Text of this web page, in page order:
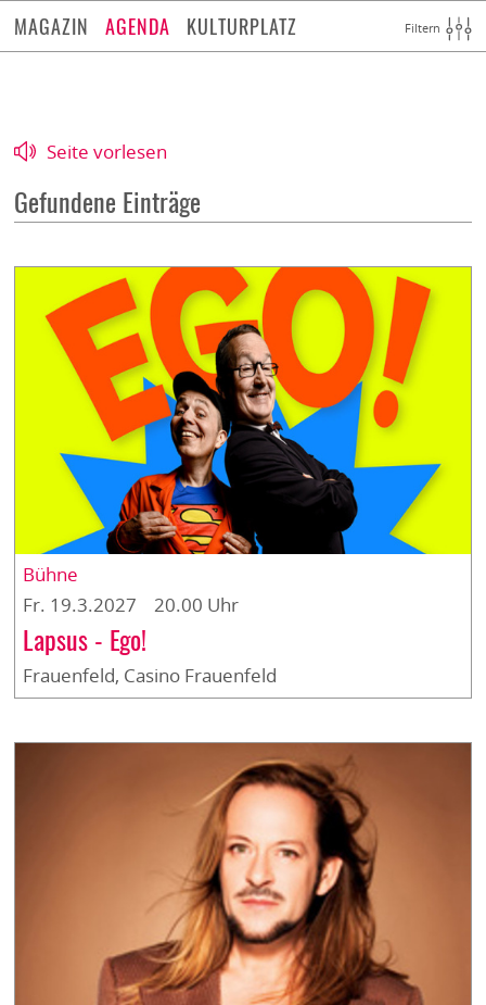
MAGAZIN AGENDA KULTURPLATZ Filtern
Seite vorlesen
Gefundene Einträge
Bühne
Fr. 19.3.2027 20.00 Uhr
Lapsus - Ego!
Frauenfeld, Casino Frauenfeld